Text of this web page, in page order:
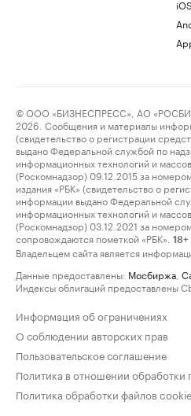
iOS
© ООО «БИЗНЕСПРЕСС», АО
2026. Сообщения и материалы
(свидетельство о регистрации
выдано Федеральной службой по
информационных технологий и
(Роскомнадзор) 09.12.2015 за
издания «РБК» (свидетельство о
информации выдано Федеральной
информационных технологий и
(Роскомнадзор) 03.12.2021 за
сопровождаются пометкой «РБК».
18+
Владельцем сайта является
Данные предоставлены: Мосбиржа
Индексы облигаций предоставлены
Информация об ограничениях
О соблюдении авторских прав
Пользовательское соглашение
Политика в отношении обработки
Политика обработки файлов cookie